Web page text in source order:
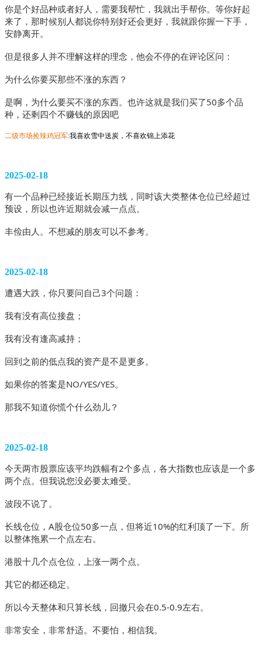
你是个好品种或者好人，需要我帮忙，我就出手帮你。等你好起
来了，那时候别人都说你特别好还会更好，我就跟你握一下手，
安静离开。
但是很多人并不理解这样的理念，他会不停的在评论区问：
为什么你要买那些不涨的东西？
是啊，为什么要买不涨的东西。也许这就是我们买了50多个品
种，还剩四个不赚钱的原因吧
二级市场捡辣鸡冠军:我喜欢雪中送炭，不喜欢锦上添花
2025-02-18
有一个品种已经接近长期压力线，同时该大类整体仓位已经超过
预设，所以也许近期就会减一点点。
丰俭由人。不想减的朋友可以不参考。
2025-02-18
遭遇大跌，你只要问自己3个问题：
我有没有高位接盘；
我有没有逢高减持；
回到之前的低点我的资产是不是更多。
如果你的答案是NO/YES/YES。
那我不知道你慌个什么劲儿？
2025-02-18
今天两市股票应该平均跌幅有2个多点，各大指数也应该是一个多
两个点。但我说您没必要太难受。
波段不说了。
长线仓位，A股仓位50多一点，但将近10%的红利顶了一下。所
以整体拖累一个点左右。
港股十几个点仓位，上涨一两个点。
其它的都还稳定。
所以今天整体和只算长线，回撤只会在0.5-0.9左右。
非常安全，非常舒适。不要怕，相信我。